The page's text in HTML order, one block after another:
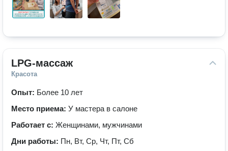
LPG-массаж
Красота
Опыт: Более 10 лет
Место приема: У мастера в салоне
Работает с: Женщинами, мужчинами
Дни работы: Пн, Вт, Ср, Чт, Пт, Сб